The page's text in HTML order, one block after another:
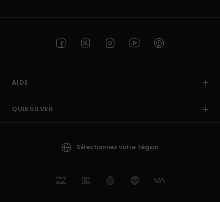
AIDE
QUIKSILVER
Sélectionnez votre Région